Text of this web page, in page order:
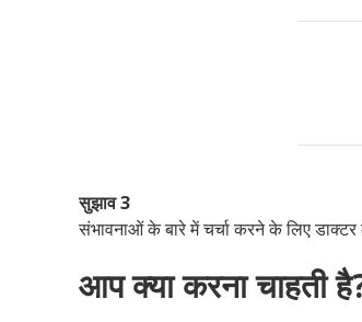
सुझाव 3
संभावनाओं के बारे में चर्चा करने के लिए
आप क्या करना चाहती